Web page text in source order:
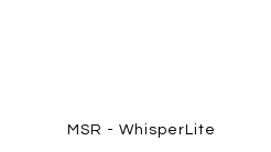
MSR - WhisperLite